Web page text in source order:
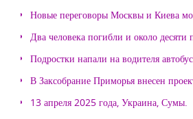
Новые переговоры Москвы и Киева
Два человека погибли и около десяти
Подростки напали на водителя
В Заксобрание Приморья внесен
13 апреля 2025 года, Украина, Сумы.